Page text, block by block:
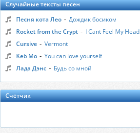
Случайные тексты песен
Песня кота Лео - Дождик босиком
Rocket from the Crypt - I Cant Feel My Head
Cursive - Vermont
Keb Mo - You can love yourself
Лада Дэнс - Будь со мной
Счётчик